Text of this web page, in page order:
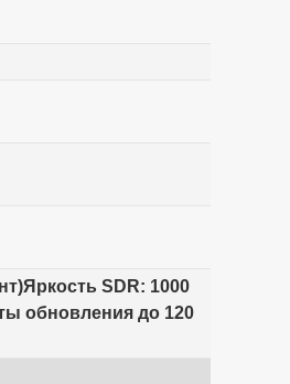
SDR: 1000
обновления до 120